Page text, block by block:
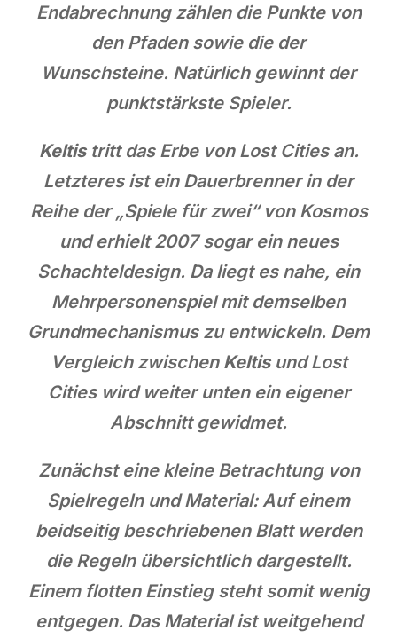
Endabrechnung zählen die Punkte von
den Pfaden sowie die der
Wunschsteine. Natürlich gewinnt der
punktstärkste Spieler.
Keltistritt das Erbe von Lost Cities an.
Letzteres ist ein Dauerbrenner in der
Reihe der „Spiele für zwei“ von Kosmos
und erhielt 2007 sogar ein neues
Schachteldesign. Da liegt es nahe, ein
Mehrpersonenspiel mit demselben
Grundmechanismus zu entwickeln. Dem
Vergleich zwischen Keltisund Lost
Cities wird weiter unten ein eigener
Abschnitt gewidmet.
Zunächst eine kleine Betrachtung von
Spielregeln und Material: Auf einem
beidseitig beschriebenen Blatt werden
die Regeln übersichtlich dargestellt.
Einem flotten Einstieg steht somit wenig
entgegen. Das Material ist weitgehend